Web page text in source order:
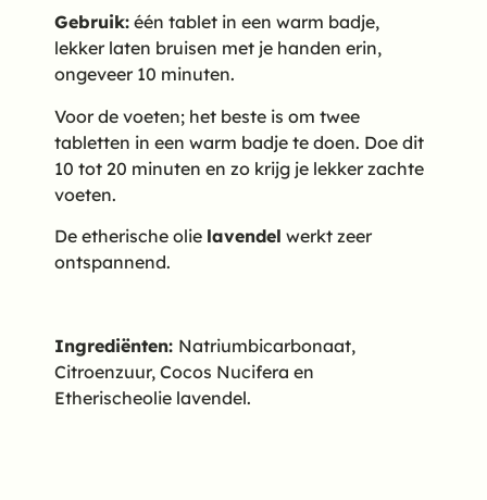
Gebruik: één tablet in een warm badje,
lekker laten bruisen met je handen erin,
ongeveer 10 minuten.
Voor de voeten; het beste is om twee
tabletten in een warm badje te doen. Doe dit
10 tot 20 minuten en zo krijg je lekker zachte
voeten.
De etherische olie lavendel werkt zeer
ontspannend.
Ingrediënten: Natriumbicarbonaat,
Citroenzuur, Cocos Nucifera en
Etherischeolie lavendel.